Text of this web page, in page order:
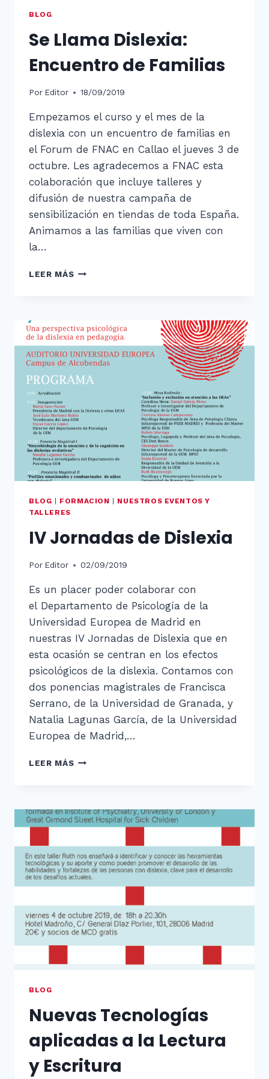
BLOG
Se Llama Dislexia:
Encuentro de Familias
Por Editor 18/09/2019
Empezamos el curso y el mes de la
dislexia con un encuentro de familias en
el Forum de FNAC en Callao el jueves 3 de
octubre. Les agradecemos a FNAC esta
colaboración que incluye talleres y
difusión de nuestra campaña de
sensibilización en tiendas de toda España.
Animamos a las familias que viven con
la…
LEER MÁSSE
FAMILIAS
BLOG | FORMACION | NUESTROS EVENTOS Y
TALLERES
IV Jornadas de Dislexia
Por Editor 02/09/2019
Es un placer poder colaborar con
el Departamento de Psicología de la
Universidad Europea de Madrid en
nuestras IV Jornadas de Dislexia que en
esta ocasión se centran en los efectos
psicológicos de la dislexia. Contamos con
dos ponencias magistrales de Francisca
Serrano, de la Universidad de Granada, y
Natalia Lagunas García, de la Universidad
Europea de Madrid,…
LEER MÁSIV
BLOG
Nuevas Tecnologías
aplicadas a la Lectura
y Escritura